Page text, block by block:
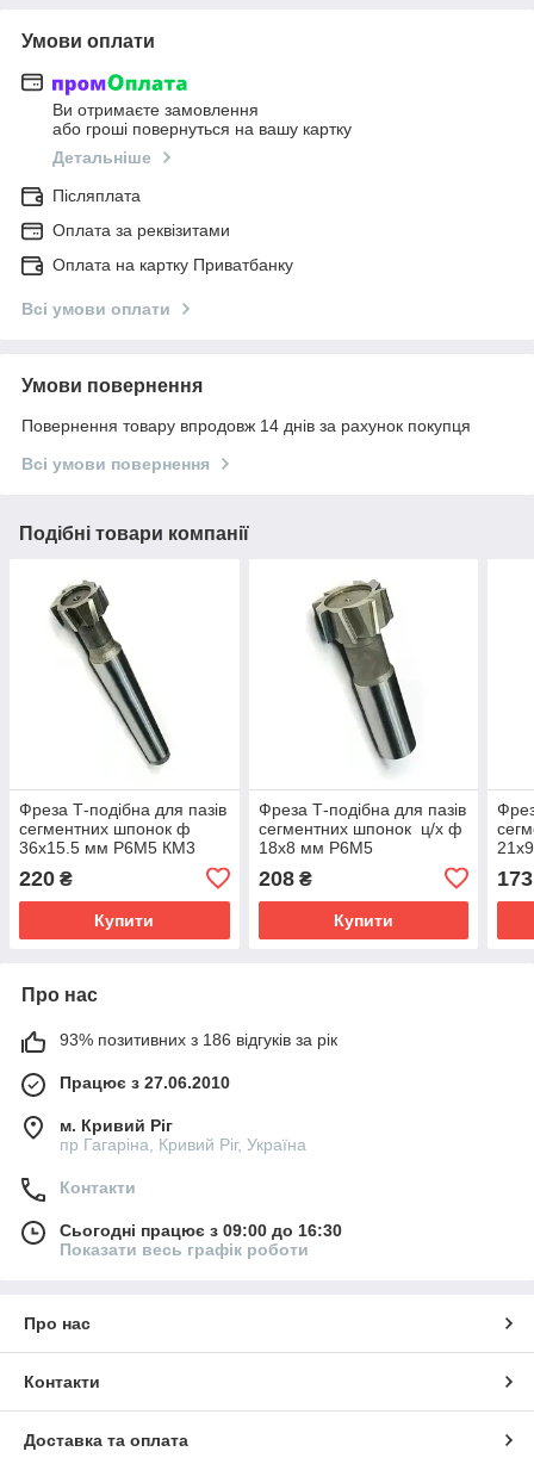
Умови оплати
Ви отримаєте замовлення
або гроші повернуться на вашу картку
Детальніше
Післяплата
Оплата за реквізитами
Оплата на картку Приватбанку
Всі умови оплати
Умови повернення
Повернення товару впродовж 14 днів за рахунок покупця
Всі умови повернення
Подібні товари компанії
Фреза Т-подібна для пазів
сегментних шпонок ф
36х15.5 мм Р6М5 КМ3
220 ₴
Купити
Фреза Т-подібна для пазів
сегментних шпонок ц/х ф
18х8 мм Р6М5
208₴
Купити
173
Про нас
93% позитивних з 186 відгуків за рік
Працює з 27.06.2010
м. Кривий Ріг
пр Гагаріна, Кривий Ріг, Україна
Контакти
Сьогодні працює з 09:00 до 16:30
Показати весь графік роботи
Про нас
Контакти
Доставка та оплата